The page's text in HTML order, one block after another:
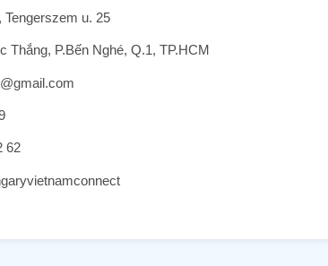
Tengerszem u. 25
P.Bến Nghé, Q.1, TP.HCM
62